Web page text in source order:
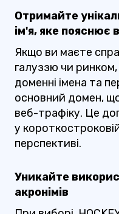
Отримайте
ім'я, яке пояснює
Якщо ви маєте
галуззю чи
доменні імена та
основний домен,
веб-трафіку. Це
у
перспективі.
Уникайте
акронімів